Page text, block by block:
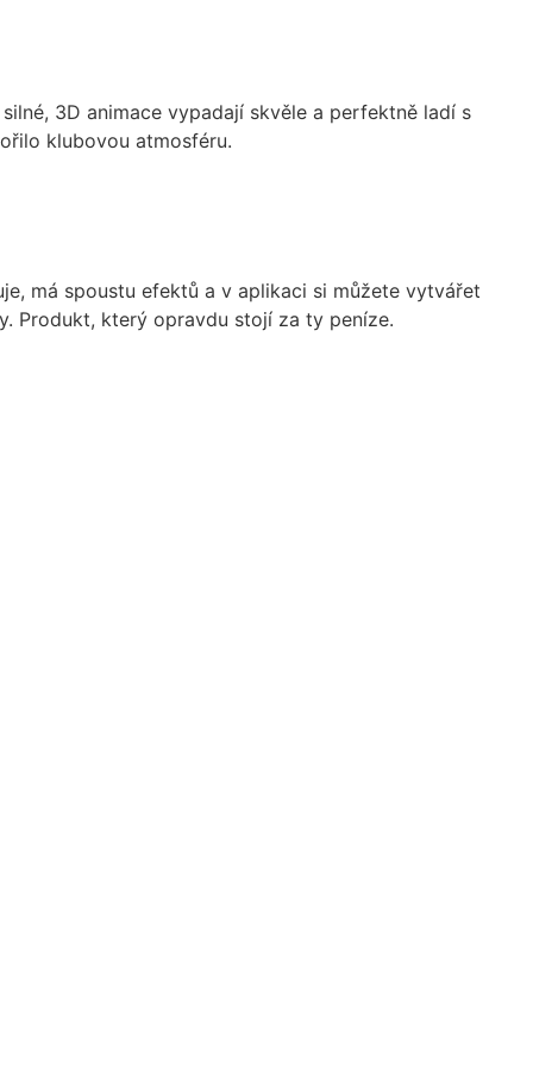
3D animace vypadají skvěle a perfektně ladí s
klubovou atmosféru.
má spoustu efektů a v aplikaci si můžete vytvářet
Produkt, který opravdu stojí za ty peníze.